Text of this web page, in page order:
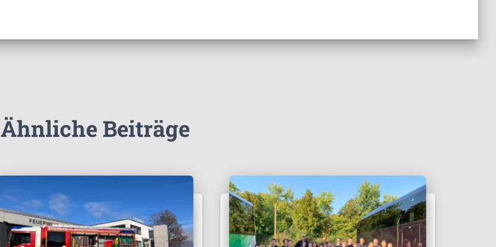
Ähnliche Beiträge